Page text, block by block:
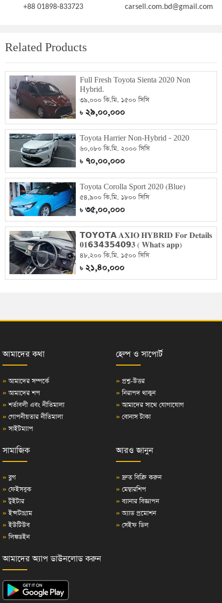
+88 01898-833723 carsell.com.bd@gmail.com
Related Products
Full Fresh Toyota Sienta 2020 Non
Hybrid.
৩৯,০০০ কি.মি. ১৫০০ সিসি
৳২৯,০০,০০০
Toyota Harrier Non-Hybrid – 2020
৬০,০৮০ কি.মি. ২০০০ সিসি
৳৭০,০০,০০০
Toyota Corolla Sport 2020 (Blue)
৫৪,৯০০ কি.মি. ১৮০০ সিসি
৳৩৫,০০,০০০
𝗧𝗢𝗬𝗢𝗧𝗔 𝐀𝐗𝐈𝐎 𝐇𝐘𝐁𝐑𝐈𝐃 𝐅𝐨𝐫 𝐃𝐞𝐭𝐚𝐢𝐥𝐬
𝟎𝟏𝟲𝟯𝟰𝟯𝟱𝟰𝟬𝟵𝟑 ( 𝐖𝐡𝐚𝐭'𝐬 𝐚𝐩𝐩)
৪৮,২০০ কি.মি. ১৫০০ সিসি
৳২১,৪০,০০০
আমাদের কথা
» আমাদের সম্পর্কে
» আমাদের শপ
» শর্তাবলী এবং নীতিমালা
» গোপনীয়তার নীতিমালা
» সাইটম্যাপ
হেল্প ও সাপোর্ট
» প্রশ্ন-উত্তর
» নিরাপদ থাকুন
» আমাদের সাথে যোগাযোগ
» বোনাস টাকা
সামাজিক
» ব্লগ
» ফেইসবুক
» টুইটার
» ইন্সটাগ্রাম
» ইউটিউব
» লিঙ্কডইন
আরও জানুন
» দ্রুত বিক্রি করুন
» মেম্বারশিপ
» ব্যানার বিজ্ঞাপন
» অ্যাড প্রমোশন
» সেইফ ডিল
আমাদের অ্যাপ ডাউনলোড করুন